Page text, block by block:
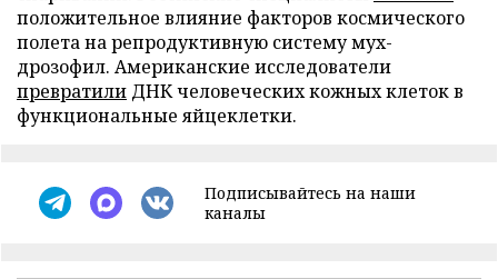
положительное влияние факторов космического
полета на репродуктивную систему мух-
дрозофил. Американские исследователи
превратили ДНК человеческих кожных клеток в
функциональные яйцеклетки.
Подписывайтесь на наши
каналы